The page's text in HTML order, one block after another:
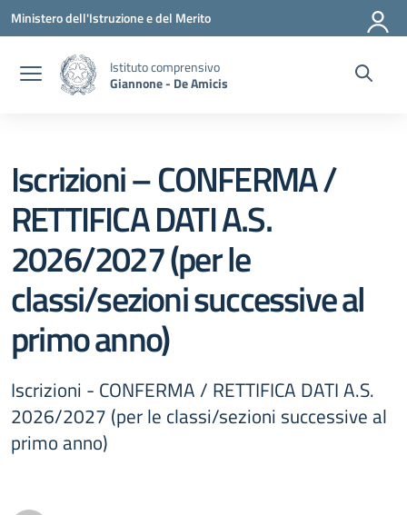
Vai ai contenuti
Vai al menu di navigazione
Vai al footer
Ministero dell'Istruzione e del Merito
Istituto comprensivo
Giannone - De Amicis
Iscrizioni – CONFERMA /
RETTIFICA DATI A.S.
2026/2027 (per le
classi/sezioni successive al
primo anno)
Iscrizioni - CONFERMA / RETTIFICA DATI A.S.
2026/2027 (per le classi/sezioni successive al
primo anno)